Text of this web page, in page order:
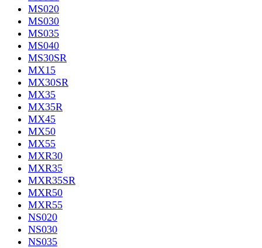
MS020
MS030
MS035
MS040
MS30SR
MX15
MX30SR
MX35
MX35R
MX45
MX50
MX55
MXR30
MXR35
MXR35SR
MXR50
MXR55
NS020
NS030
NS035